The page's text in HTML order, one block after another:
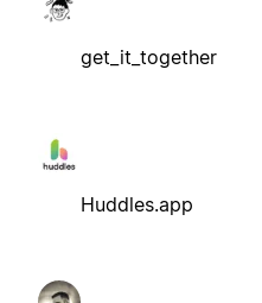
get_it_together
Huddles.app